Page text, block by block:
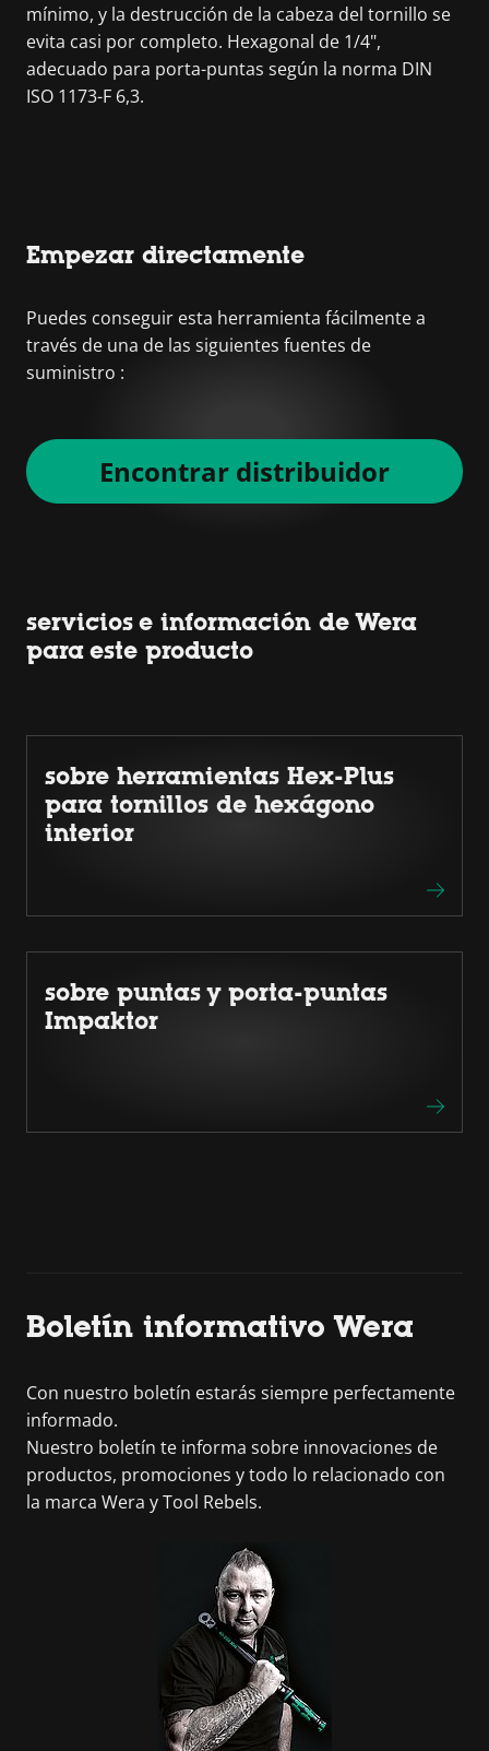
mínimo, y la destrucción de la cabeza del tornillo se
evita casi por completo. Hexagonal de 1/4",
adecuado para porta-puntas según la norma DIN
ISO 1173-F 6,3.
Empezar directamente
Puedes conseguir esta herramienta fácilmente a
través de una de las siguientes fuentes de
suministro :
Encontrar distribuidor
servicios e información de Wera
para este producto
sobre herramientas Hex-Plus
para tornillos de hexágono
interior
sobre puntas y porta-puntas
Impaktor
Boletín informativo Wera
Con nuestro boletín estarás siempre perfectamente
informado.
Nuestro boletín te informa sobre innovaciones de
productos, promociones y todo lo relacionado con
la marca Wera y Tool Rebels.